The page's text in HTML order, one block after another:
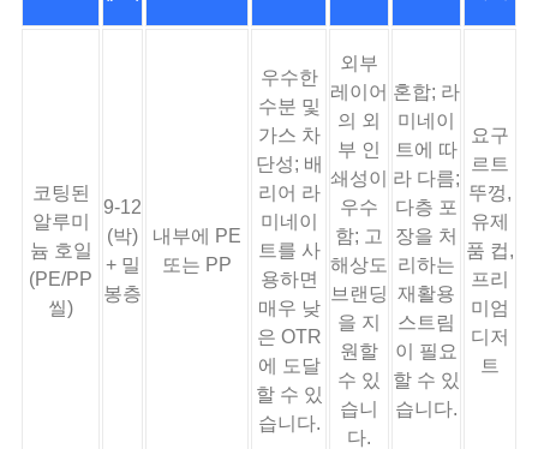
코팅된
알루미
늄 호일
(PE/PP
씰)
9-12
(박)
+ 밀
봉층
내부에 PE
또는 PP
우수한
수분 및
가스 차
단성; 배
리어 라
미네이
트를 사
용하면
매우 낮
은 OTR
에 도달
할 수 있
습니다.
외부
레이어
의 외
부 인
쇄성이
우수
함; 고
해상도
브랜딩
을 지
원할
수 있
습니
다.
혼합; 라
미네이
트에 따
라 다름;
다층 포
장을 처
리하는
재활용
스트림
이 필요
할 수 있
습니다.
요구
르트
뚜껑,
유제
품 컵,
프리
미엄
디저
트